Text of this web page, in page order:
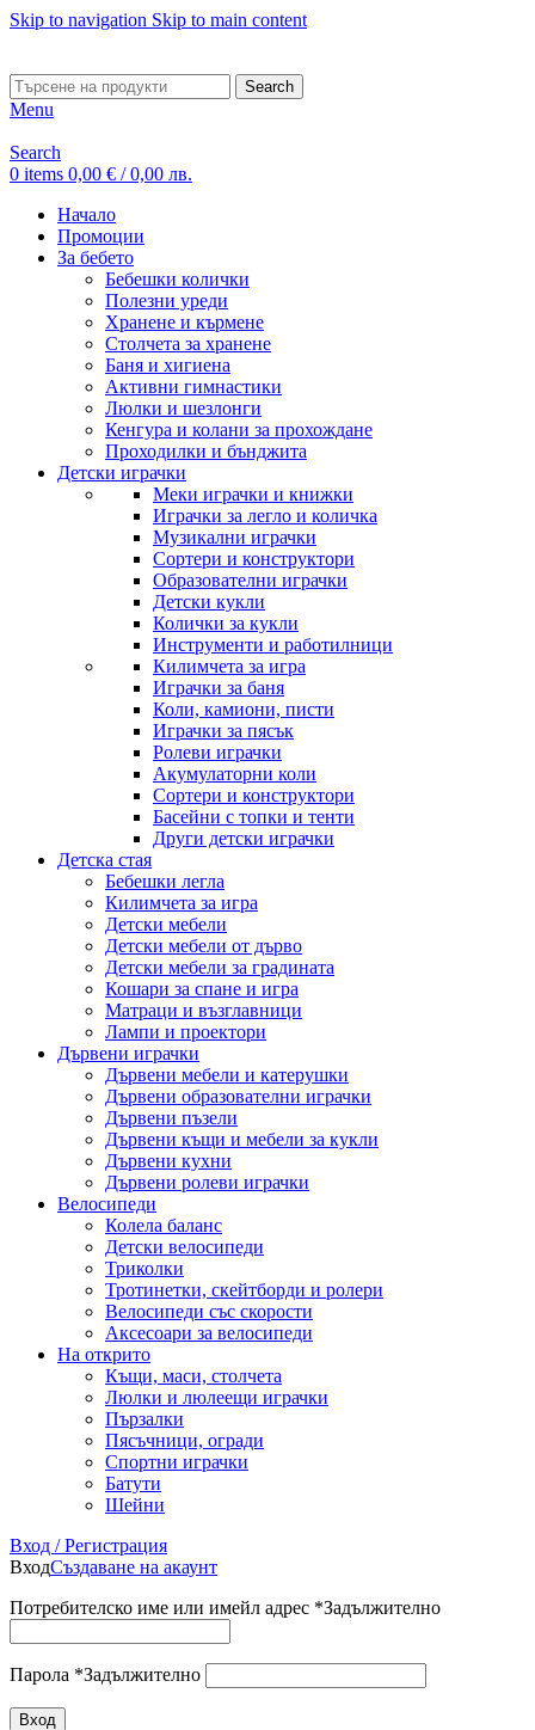
Skip to navigation Skip to main content
Search
Menu
Search
0 items 0,00 € / 0,00 лв.
Начало
Промоции
За бебето
Бебешки колички
Полезни уреди
Хранене и кърмене
Столчета за хранене
Баня и хигиена
Активни гимнастики
Люлки и шезлонги
Кенгура и колани за прохождане
Проходилки и бънджита
Детски играчки
Меки играчки и книжки
Играчки за легло и количка
Музикални играчки
Сортери и конструктори
Образователни играчки
Детски кукли
Колички за кукли
Инструменти и работилници
Килимчета за игра
Играчки за баня
Коли, камиони, писти
Играчки за пясък
Ролеви играчки
Акумулаторни коли
Сортери и конструктори
Басейни с топки и тенти
Други детски играчки
Детска стая
Бебешки легла
Килимчета за игра
Детски мебели
Детски мебели от дърво
Детски мебели за градината
Кошари за спане и игра
Матраци и възглавници
Лампи и проектори
Дървени играчки
Дървени мебели и катерушки
Дървени образователни играчки
Дървени пъзели
Дървени къщи и мебели за кукли
Дървени кухни
Дървени ролеви играчки
Велосипеди
Колела баланс
Детски велосипеди
Триколки
Тротинетки, скейтборди и ролери
Велосипеди със скорости
Аксесоари за велосипеди
На открито
Къщи, маси, столчета
Люлки и люлеещи играчки
Пързалки
Пясъчници, огради
Спортни играчки
Батути
Шейни
Вход / Регистрация
ВходСъздаване на акаунт
Потребителско име или имейл адрес *Задължително
Парола *Задължително
Вход